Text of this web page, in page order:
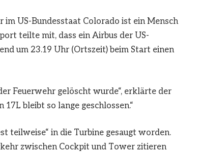
US-Bundesstaat Colorado ist ein Mensch
teilte mit, dass ein Airbus der US-
um 23.19 Uhr (Ortszeit) beim Start einen
Feuerwehr gelöscht wurde“, erklärte der
bleibt so lange geschlossen.“
teilweise“ in die Turbine gesaugt worden.
zwischen Cockpit und Tower zitieren